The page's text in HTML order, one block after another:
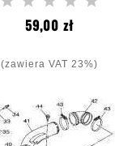
59,00 złCena
(zawiera VAT 23%)